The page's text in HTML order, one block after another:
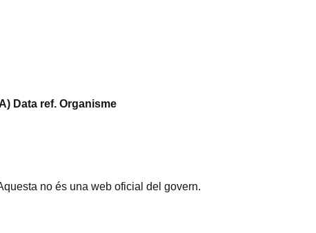
Data ref. Organisme
no és una web oficial del govern.